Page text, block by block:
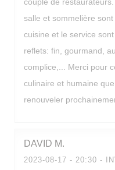
salle et sommelière
cuisine et le service
reflets: fin, gourmand,
complice,... Merci pour
culinaire et humaine
renouveler
DAVID M
2023-08-17 - 20:30 -